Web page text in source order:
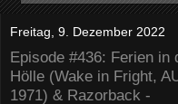
Freitag, 9. Dezember 2022
Episode #436: Ferien in
Hölle (Wake in Fright,
1971) & Razorback -